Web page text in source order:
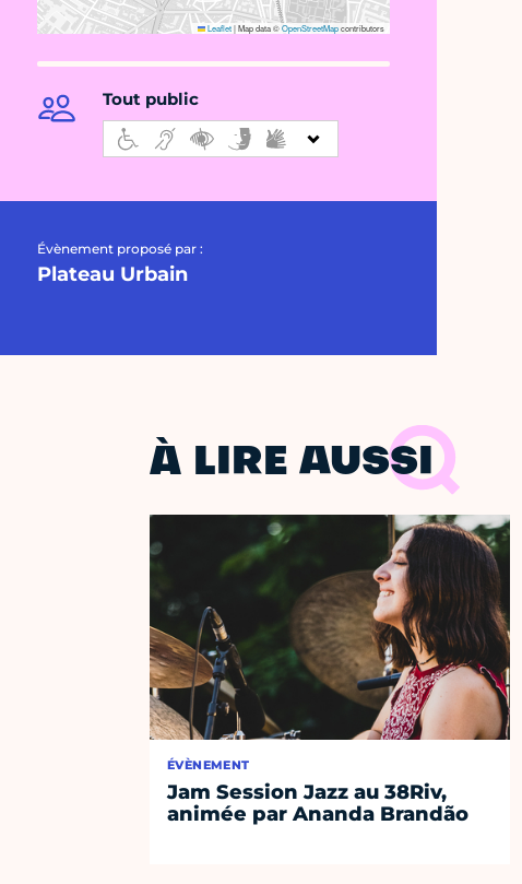
Leaflet|Map data ©OpenStreetMapcontributors
Tout public
Évènement proposé par :
Plateau Urbain
À LIRE AUSSI
ÉVÈNEMENT
Jam Session Jazz au 38Riv,
animée par Ananda Brandão